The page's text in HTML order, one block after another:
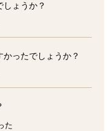
ょうか？
ったでしょうか？
た